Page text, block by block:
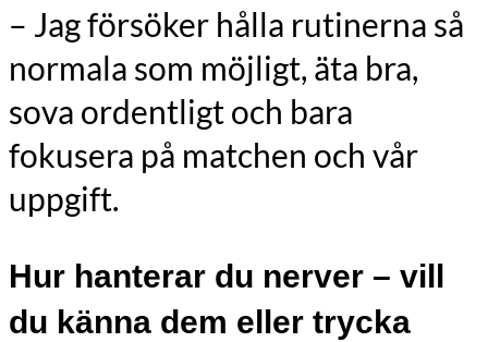
– Jag försöker hålla rutinerna så
normala som möjligt, äta bra,
sova ordentligt och bara
fokusera på matchen och vår
uppgift.
Hur hanterar du nerver – vill
du känna dem eller trycka